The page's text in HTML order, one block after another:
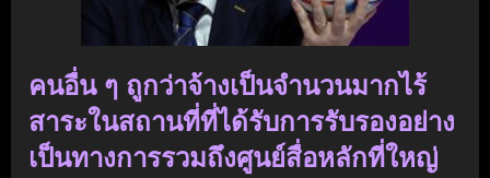
คนอื่น ๆ ถูกว่าจ้างเป็นจำนวนมากไร้
สาระในสถานที่ที่ได้รับการรับรองอย่าง
เป็นทางการรวมถึงศูนย์สื่อหลักที่ใหญ่